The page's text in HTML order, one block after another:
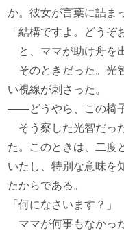
か。彼女が言葉に詰ま
「結構ですよ。どうぞ
と、ママが助け舟を
そのときだった。光
い視線が刺さった。
――どうやら、この椅
そう察した光智だっ
た。このときは、二度
いたし、特別な意味を
たからである。
「何になさいます？」
ママが何事もなかっ